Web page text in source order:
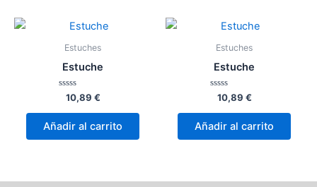
Estuches
Estuche
Valorado
con
0
de
5
10,89 €
Añadir al carrito
Estuches
Estuche
Valorado
con
0
de
5
10,89 €
Añadir al carrito